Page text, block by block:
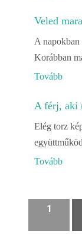
Veled
A napokban
Korábban
Tovább
A férj, aki
Elég torz
Tovább
1